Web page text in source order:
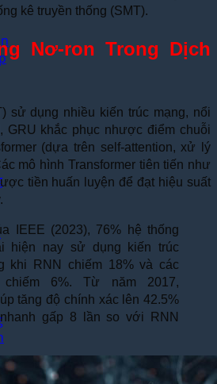
kê truyền thống (SMT).
Nơ-ron Trong Dịch
sử dụng nhiều kiến trúc mạng, nổi
GRU khắc phục nhược điểm chuỗi
(dựa trên self-attention, xử lý
mô hình Transformer tiên tiến như
tiền huấn luyện để đạt hiệu suất
IEEE (2023), 76% hệ thống
hiện nay sử dụng kiến trúc
khi RNN chiếm 18% và các
6%. Từ năm 2017,
tăng độ chính xác lên 42.5%
gấp 8 lần so với RNN